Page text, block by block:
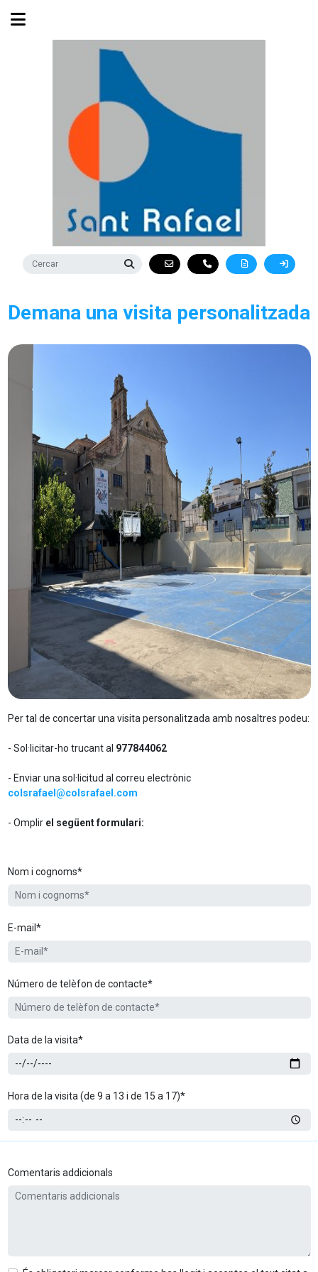
Demana una visita personalitzada
Per tal de concertar una visita personalitzada amb nosaltres podeu:
- Sol·licitar-ho trucant al 977844062
- Enviar una sol·licitud al correu electrònic
colsrafael@colsrafael.com
- Omplir el següent formulari:
Nom i cognoms*
E-mail*
Número de telèfon de contacte*
Data de la visita*
Hora de la visita (de 9 a 13 i de 15 a 17)*
Comentaris addicionals